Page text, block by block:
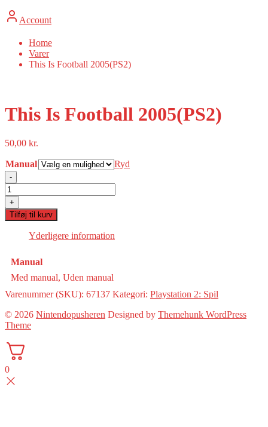
Account
Home
Varer
This Is Football 2005(PS2)
This Is Football 2005(PS2)
50,00 kr.
Manual Ryd
-
This
Is
Football
2005(PS2)
+
Tilføj til kurv
Yderligere information
Manual
Med manual, Uden manual
Varenummer (SKU): 67137 Kategori: Playstation 2: Spil
© 2026 Nintendopusheren Designed by Themehunk WordPress
Theme
0